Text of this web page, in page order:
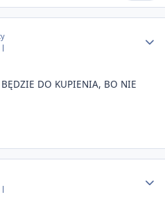
l
DO KUPIENIA, BO NIE
l